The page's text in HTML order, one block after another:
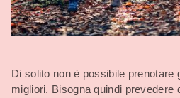
Di solito non è possibile prenotare
migliori. Bisogna quindi prevedere